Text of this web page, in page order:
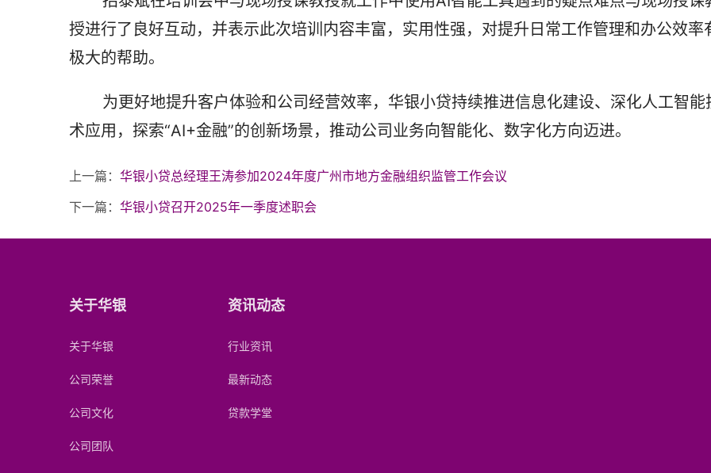
授进行了良好互动，并表示此次培训内容丰富，实用性强，对提升日常工作管理和办公效率
极大的帮助。
术应用，探索“AI+金融”的创新场景，推动公司业务向智能化、数字化方向迈进。
上一篇： 华银小贷总经理王涛参加2024年度广州市地方金融组织监管工作会议
下一篇： 华银小贷召开2025年一季度述职会
关于华银
关于华银
公司荣誉
公司文化
公司团队
资讯动态
行业资讯
最新动态
贷款学堂